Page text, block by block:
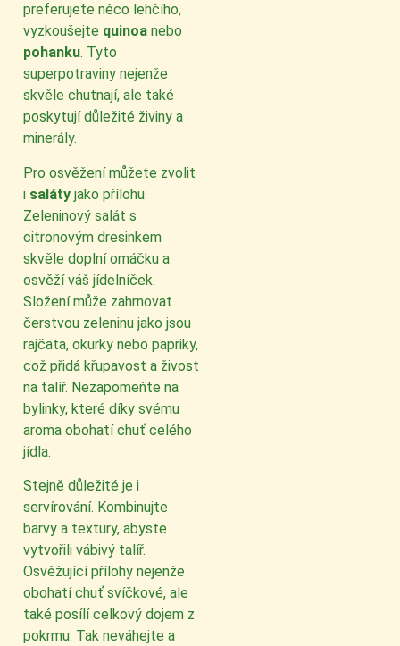
preferujete něco lehčího,
vyzkoušejte quinoa nebo
pohanku. Tyto
superpotraviny nejenže
skvěle chutnají, ale také
poskytují důležité živiny a
minerály.
Pro osvěžení můžete zvolit
i saláty jako přílohu.
Zeleninový salát s
citronovým dresinkem
skvěle doplní omáčku a
osvěží váš jídelníček.
Složení může zahrnovat
čerstvou zeleninu jako jsou
rajčata, okurky nebo papriky,
což přidá křupavost a živost
na talíř. Nezapomeňte na
bylinky, které díky svému
aroma obohatí chuť celého
jídla.
Stejně důležité je i
servírování. Kombinujte
barvy a textury, abyste
vytvořili vábivý talíř.
Osvěžující přílohy nejenže
obohatí chuť svíčkové, ale
také posílí celkový dojem z
pokrmu. Tak neváhejte a